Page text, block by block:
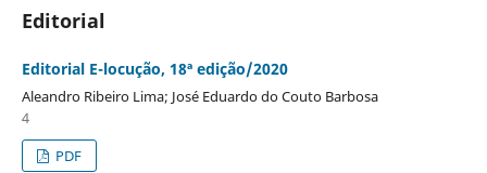
Editorial
Editorial E-locução, 18ª edição/2020
Aleandro Ribeiro Lima; José Eduardo do Couto Barbosa
4
PDF